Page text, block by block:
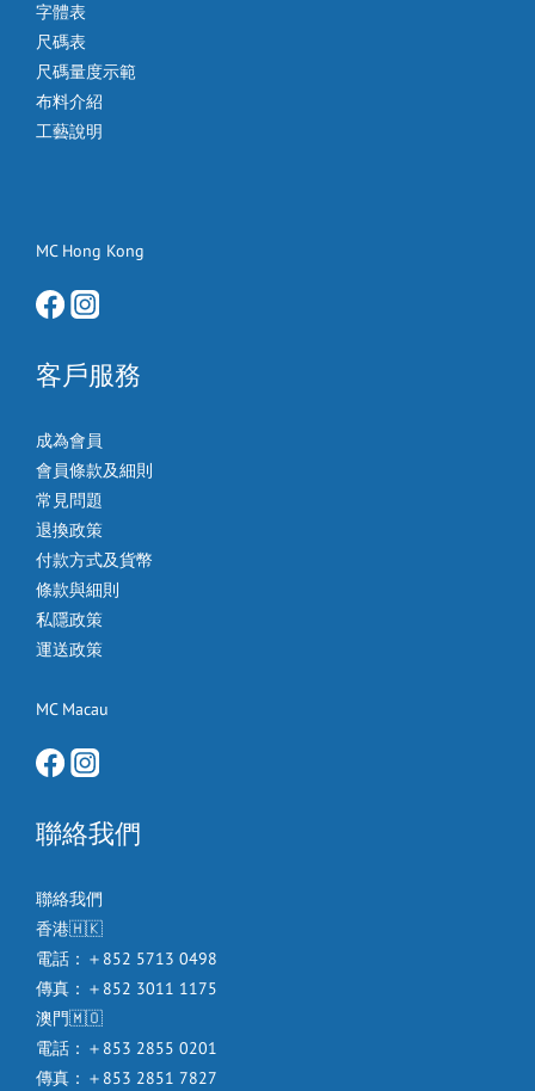
字體表
尺碼表
尺碼量度示範
布料介紹
工藝說明
MC Hong Kong
客戶服務
成為會員
會員條款及細則
常見問題
退換政策
付款方式及貨幣
條款與細則
私隱政策
運送政策
MC Macau
聯絡我們
聯絡我們
香港🇭🇰
電話：＋852 5713 0498
傳真：＋852 3011 1175
澳門🇲🇴
電話：＋853 2855 0201
傳真：＋853 2851 7827